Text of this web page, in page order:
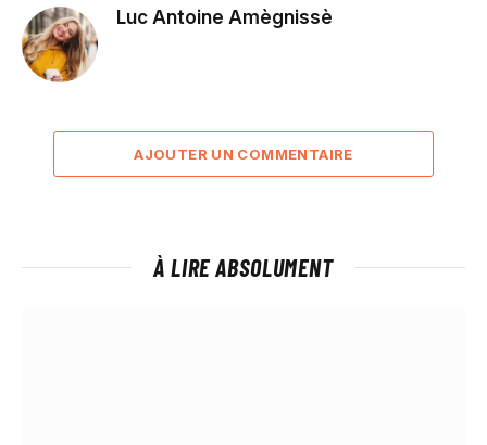
Luc Antoine Amègnissè
AJOUTER UN COMMENTAIRE
À LIRE ABSOLUMENT